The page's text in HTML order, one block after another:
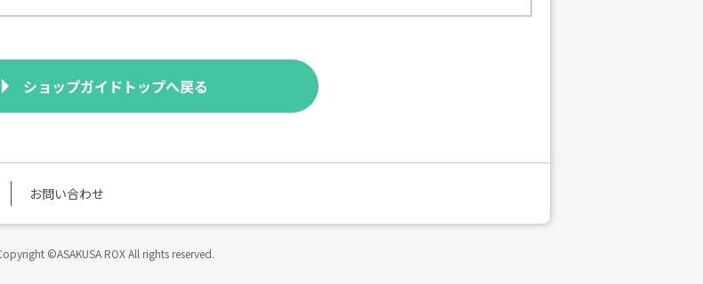
ショップガイドトップへ戻る
お問い合わせ
©ASAKUSA ROX All rights reserved.